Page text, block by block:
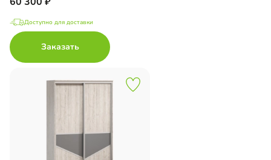
Доступно для доставки
Заказать